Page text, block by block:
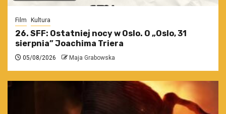
Film Kultura
26. SFF: Ostatniej nocy w Oslo. O „Oslo, 31
sierpnia” Joachima Triera
05/08/2026 Maja Grabowska